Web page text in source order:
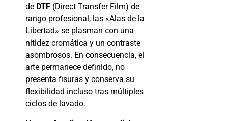
de DTF (Direct Transfer Film) de
rango profesional, las «Alas de la
Libertad» se plasman con una
nitidez cromática y un contraste
asombrosos. En consecuencia, el
arte permanece definido, no
presenta fisuras y conserva su
flexibilidad incluso tras múltiples
ciclos de lavado.